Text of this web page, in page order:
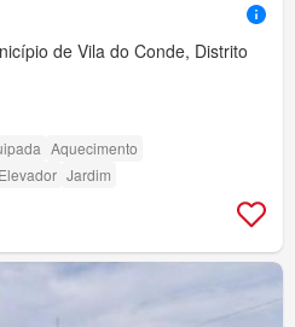
de Vila do Conde, Distrito
Aquecimento
Elevador Jardim